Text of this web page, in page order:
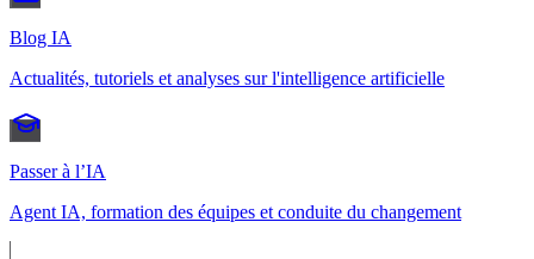
Blog IA
Actualités, tutoriels et analyses sur l'intelligence artificielle
Passer à l’IA
Agent IA, formation des équipes et conduite du changement